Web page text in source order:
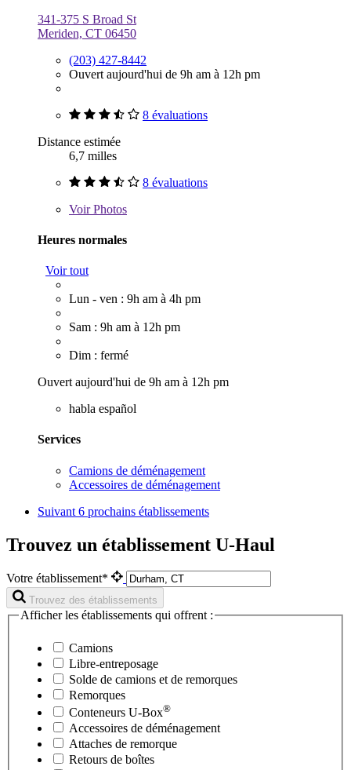
341-375 S Broad St
Meriden, CT 06450
(203) 427-8442
Ouvert aujourd'hui de 9h am à 12h pm
8 évaluations
Distance estimée
6,7 milles
8 évaluations
VoirPhotos
Heures normales
Voir tout
Lun - ven : 9h am à 4h pm
Sam : 9h am à 12h pm
Dim : fermé
Ouvert aujourd'hui de 9h am à 12h pm
habla español
Services
Camions de déménagement
Accessoires de déménagement
Suivant 6 prochains établissements
Trouvez un établissement U-Haul
Votre établissement*
Trouvez des établissements
Afficher les établissements qui offrent :
Camions
Libre-entreposage
Solde de camions et de remorques
Remorques
Conteneurs U-Box®
Accessoires de déménagement
Attaches de remorque
Retours de boîtes